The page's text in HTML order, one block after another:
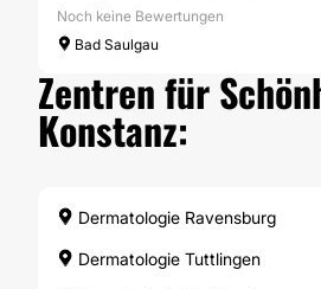
Noch keine Bewertungen
Bad Saulgau
Zentren für
Konstanz:
Dermatologie Ravensburg
Dermatologie Tuttlingen